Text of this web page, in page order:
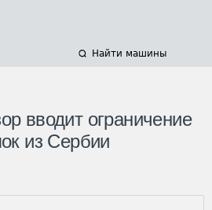
Найти машины
вводит ограничение
из Сербии